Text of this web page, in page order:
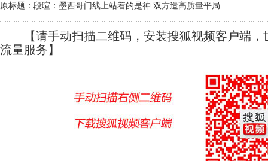
原标题：段暄：墨西哥门线上站着的是神 双方造高质量平局
【请手动扫描二维码，安装搜狐视频客户端，
流量服务】